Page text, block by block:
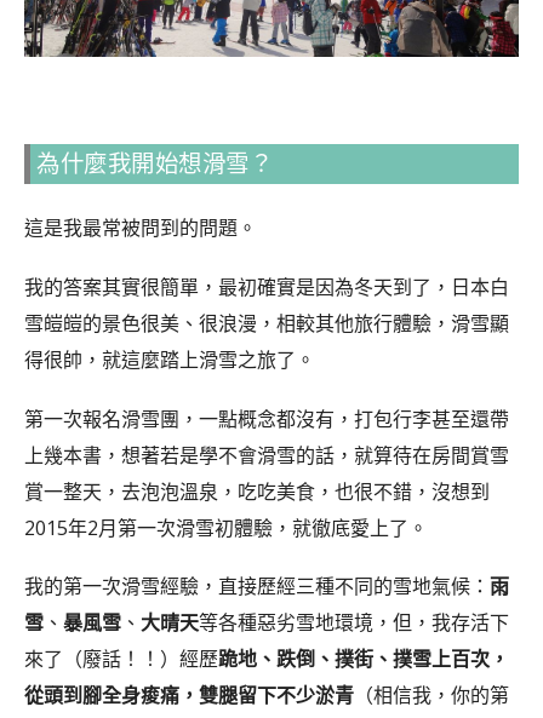
為什麼我開始想滑雪？
這是我最常被問到的問題。
我的答案其實很簡單，最初確實是因為冬天到了，日本白
雪皚皚的景色很美、很浪漫，相較其他旅行體驗，滑雪顯
得很帥，就這麼踏上滑雪之旅了。
第一次報名滑雪團，一點概念都沒有，打包行李甚至還帶
上幾本書，想著若是學不會滑雪的話，就算待在房間賞雪
賞一整天，去泡泡溫泉，吃吃美食，也很不錯，沒想到
2015年2月第一次滑雪初體驗，就徹底愛上了。
我的第一次滑雪經驗，直接歷經三種不同的雪地氣候： 雨
雪 、 暴風雪 、 大晴天等各種惡劣雪地環境，但，我存活下
來了（廢話！！）經歷跪地、跌倒、撲街、撲雪上百次，
從頭到腳全身痠痛，雙腿留下不少淤青 （相信我，你的第